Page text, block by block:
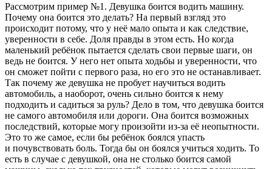
Рассмотрим пример №1. Девушка боится водить машину.
Почему она боится это делать? На первый взгляд это
происходит потому, что у неё мало опыта и как следствие,
уверенности в себе. Доля правды в этом есть. Но когда
маленький ребёнок пытается сделать свои первые шаги, он
ведь не боится. У него нет опыта ходьбы и уверенности, что
он сможет пойти с первого раза, но его это не останавливает.
Так почему же девушка не пробует научиться водить
автомобиль, а наоборот, очень сильно боится к нему
подходить и садиться за руль? Дело в том, что девушка боится
не самого автомобиля или дороги. Она боится возможных
последствий, которые могу произойти из-за её неопытности.
Это то же самое, если бы ребёнок боялся упасть
и почувствовать боль. Тогда бы он боялся учиться ходить. То
есть в случае с девушкой, она не столько боится самой